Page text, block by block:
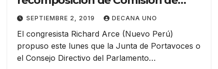
Ética
SEPTIEMBRE 2, 2019 DECANA UNO
El congresista Richard Arce (Nuevo Perú)
propuso este lunes que la Junta de Portavoces o
el Consejo Directivo del Parlamento…